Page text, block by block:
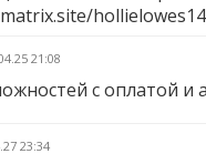
21:08
с оплатой и
23:34